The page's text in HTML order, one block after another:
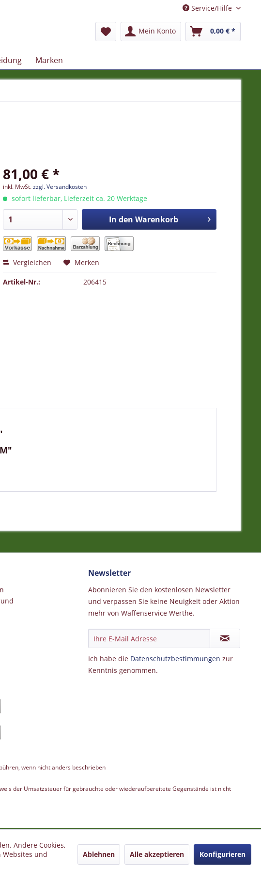
Service/Hilfe
Mein Konto 0,00 € *
Marken
81,00 € *
inkl. MwSt.zzgl. Versandkosten
sofort lieferbar, Lieferzeit ca. 20 Werktage
In den Warenkorb
Vergleichen Merken
Artikel-Nr.: 206415
Newsletter
Abonnieren Sie den kostenlosen Newsletter
und verpassen Sie keine Neuigkeit oder Aktion
mehr von Waffenservice Werthe.
Ich habe die Datenschutzbestimmungen zur
Kenntnis genommen.
wenn nicht anders beschrieben
der Umsatzsteuer für gebrauchte oder wiederaufbereitete Gegenstände ist nicht
Andere Cookies,
und
Ablehnen Alle akzeptieren Konfigurieren